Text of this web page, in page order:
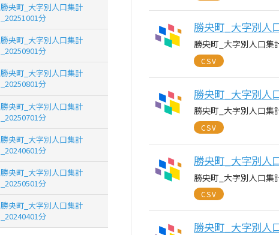
勝央町_大字別人
勝央町_大字別人口集
CSV
勝央町_大字別人
勝央町_大字別人口集
CSV
勝央町_大字別人
勝央町_大字別人口集
CSV
勝央町_大字別人
勝央町_大字別人口集計
_20251001分
勝央町_大字別人口集計
_20250901分
勝央町_大字別人口集計
_20250801分
勝央町_大字別人口集計
_20250701分
勝央町_大字別人口集計
_20240601分
勝央町_大字別人口集計
_20250501分
勝央町_大字別人口集計
_20240401分